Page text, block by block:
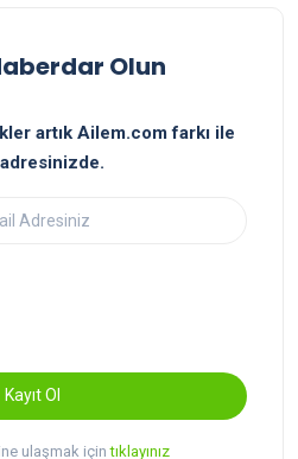
Olun
artık Ailem.com farkı ile
Kayıt Ol
ulaşmak içintıklayınız